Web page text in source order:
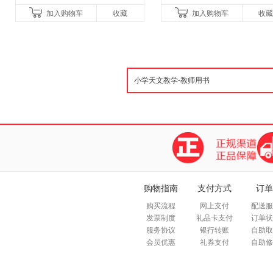
加入购物车 收藏 加入购物车 收藏
购物指南
购买流程
发票制度
服务协议
会员优惠
支付方式
网上支付
礼品卡支付
银行转账
礼券支付
订
配送
订单
自助
自助